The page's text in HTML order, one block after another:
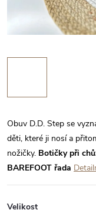
Obuv D.D. Step se
děti, které ji nosí a
nožičky. Botičky při
BAREFOOT řada
Velikost